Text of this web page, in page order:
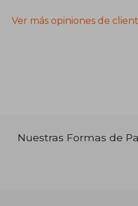
Ver más opiniones de
Nuestras Formas de